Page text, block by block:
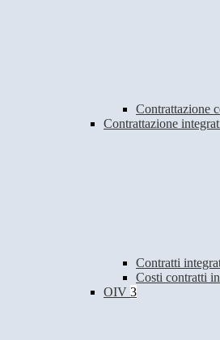
Contrattazione
Contrattazione
Contratti
Costi contratti
OIV 3